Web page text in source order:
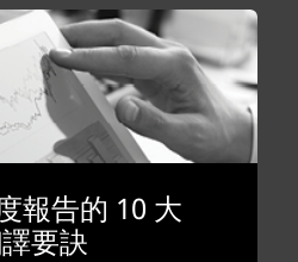
報告的 10 大
要訣